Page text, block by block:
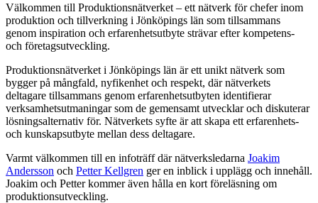
Välkommen till Produktionsnätverket – ett nätverk för chefer inom
produktion och tillverkning i Jönköpings län som tillsammans
genom inspiration och erfarenhetsutbyte strävar efter kompetens-
och företagsutveckling.
Produktionsnätverket i Jönköpings län är ett unikt nätverk som
bygger på mångfald, nyfikenhet och respekt, där nätverkets
deltagare tillsammans genom erfarenhetsutbyten identifierar
verksamhetsutmaningar som de gemensamt utvecklar och diskuterar
lösningsalternativ för. Nätverkets syfte är att skapa ett erfarenhets-
och kunskapsutbyte mellan dess deltagare.
Varmt välkommen till en infoträff där nätverksledarna Joakim
Andersson och Petter Kellgren ger en inblick i upplägg och innehåll.
Joakim och Petter kommer även hålla en kort föreläsning om
produktionsutveckling.